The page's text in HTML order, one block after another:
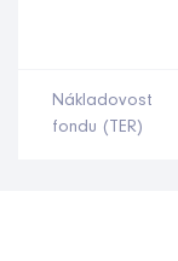
Nákladovost
fondu (TER)